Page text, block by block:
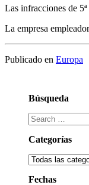
Las infracciones de
La empresa
Publicado en Europa
Búsqueda
Categorías
Fechas